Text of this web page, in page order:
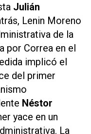
Julián
Lenin Moreno
de la
por Correa en el
implicó el
del primer
Néstor
yace en un
La